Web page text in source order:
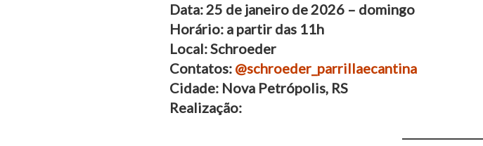
Data: 25 de janeiro de 2026 – domingo
Horário: a partir das 11h
Local: Schroeder
Contatos: @schroeder_parrillaecantina
Cidade: Nova Petrópolis, RS
Realização: